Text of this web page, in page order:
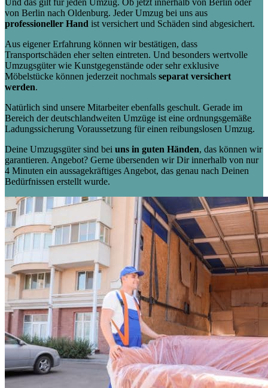
Und das gilt für jeden Umzug. Ob jetzt innerhalb von Berlin oder
von Berlin nach Oldenburg. Jeder Umzug bei uns aus
professioneller Hand ist versichert und Schäden sind abgesichert.
Aus eigener Erfahrung können wir bestätigen, dass
Transportschäden eher selten eintreten. Und besonders wertvolle
Umzugsgüter wie Kunstgegenstände oder sehr exklusive
Möbelstücke können jederzeit nochmals separat versichert
werden.
Natürlich sind unsere Mitarbeiter ebenfalls geschult. Gerade im
Bereich der deutschlandweiten Umzüge ist eine ordnungsgemäße
Ladungssicherung Voraussetzung für einen reibungslosen Umzug.
Deine Umzugsgüter sind bei uns in guten Händen, das können wir
garantieren. Angebot? Gerne übersenden wir Dir innerhalb von nur
4 Minuten ein aussagekräftiges Angebot, das genau nach Deinen
Bedürfnissen erstellt wurde.